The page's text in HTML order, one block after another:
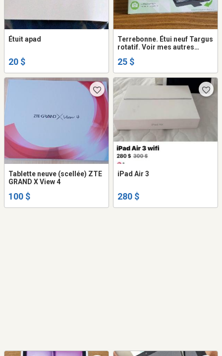
Étuit apad
20 $
Terrebonne. Étui neuf Targus
rotatif. Voir mes autres
25 $
Tablette neuve (scellée) ZTE
GRAND X View 4
100 $
iPad Air 3
280 $